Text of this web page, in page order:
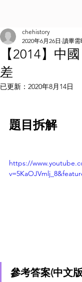
【2014】中
差
chehistory
2020年6月26日 讀畢需
已更新： 2020年8月14日
題目拆解
https://
參考答案(中文